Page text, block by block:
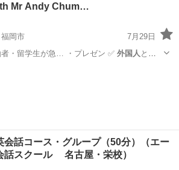
Mr Andy Chum…
岡市
7月29日
・留学生が急… ・プレゼン ✅ 外国人 との
会話コース・グループ（50分）（エー
話スクール 名古屋・栄校）